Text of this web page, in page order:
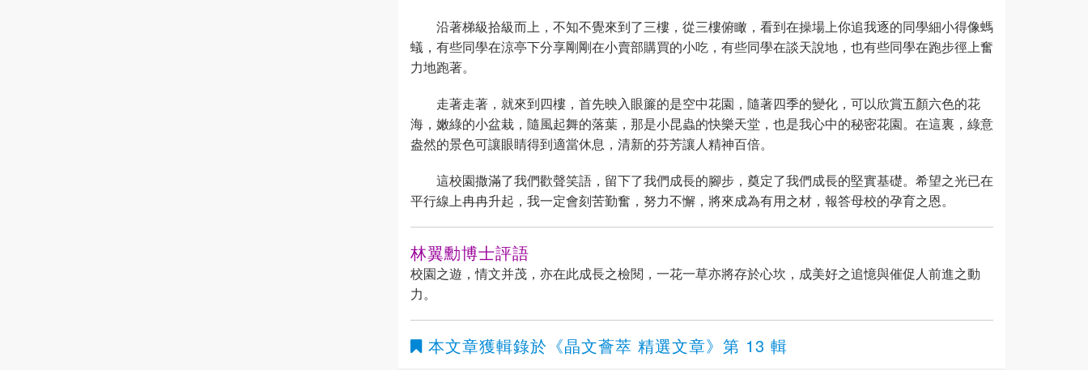
沿著梯級拾級而上，不知不覺來到了三樓，從三樓俯瞰，看到在操場上你追我逐的同學細小得像螞
蟻，有些同學在涼亭下分享剛剛在小賣部購買的小吃，有些同學在談天說地，也有些同學在跑步徑上奮
力地跑著。
走著走著，就來到四樓，首先映入眼簾的是空中花園，隨著四季的變化，可以欣賞五顏六色的花
海，嫩綠的小盆栽，隨風起舞的落葉，那是小昆蟲的快樂天堂，也是我心中的秘密花園。在這裏，綠意
盎然的景色可讓眼睛得到適當休息，清新的芬芳讓人精神百倍。
這校園撒滿了我們歡聲笑語，留下了我們成長的腳步，奠定了我們成長的堅實基礎。希望之光已在
平行線上冉冉升起，我一定會刻苦勤奮，努力不懈，將來成為有用之材，報答母校的孕育之恩。
林翼勳博士評語
校園之遊，情文并茂，亦在此成長之檢閱，一花一草亦將存於心坎，成美好之追憶與催促人前進之動
力。
本文章獲輯錄於 《晶文薈萃 精選文章》 第 13 輯